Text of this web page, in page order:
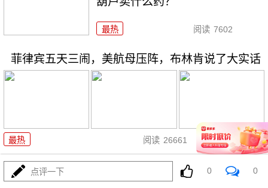
最热 阅读 7602
菲律宾五天三闹，美航母压阵，布林肯说了大实话
最热 阅读 26661 07-31
歼-36五架原型机轮番上天，美F-
点评一下 0 0